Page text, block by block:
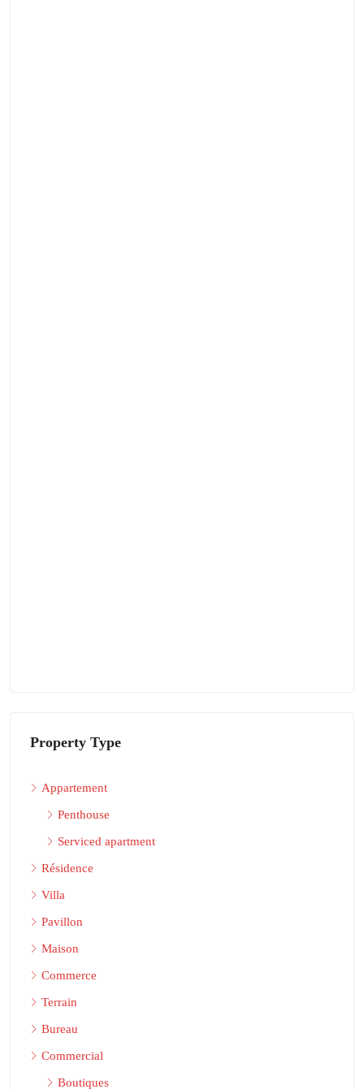
Property Type
Appartement
Penthouse
Serviced apartment
Résidence
Villa
Pavillon
Maison
Commerce
Terrain
Bureau
Commercial
Boutiques